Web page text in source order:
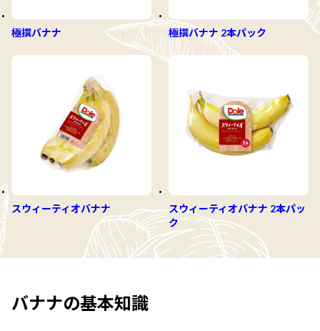
極撰バナナ 極撰バナナ 2本パック
スウィーティオバナナ
スウィーティオバナナ 2本パッ
ク
バナナの基本知識